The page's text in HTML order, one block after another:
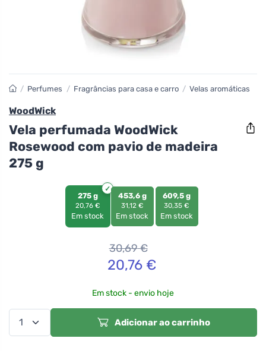
/ Perfumes / Fragrâncias para casa e carro / Velas aromáticas
WoodWick
Vela perfumada WoodWick
Rosewood com pavio de madeira
275 g
275 g
20,76 €
Em stock
453,6 g
31,12 €
Em stock
609,5 g
30,35 €
Em stock
30,69€
20,76 €
Em stock - envio hoje
Adicionar ao carrinho